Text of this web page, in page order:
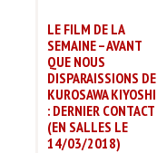
LE FILM DE LA
SEMAINE – AVANT
QUE NOUS
DISPARAISSIONS DE
KUROSAWA KIYOSHI
: DERNIER CONTACT
(EN SALLES LE
14/03/2018)